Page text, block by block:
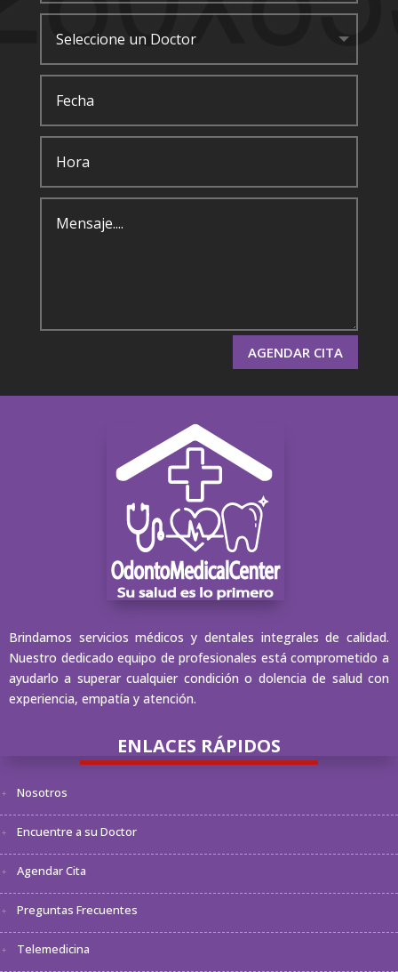
AGENDAR CITA
Brindamos servicios médicos y dentales integrales de calidad.
Nuestro dedicado equipo de profesionales está comprometido a
ayudarlo a superar cualquier condición o dolencia de salud con
experiencia, empatía y atención.
ENLACES RÁPIDOS
Nosotros
Encuentre a su Doctor
Agendar Cita
Preguntas Frecuentes
Telemedicina